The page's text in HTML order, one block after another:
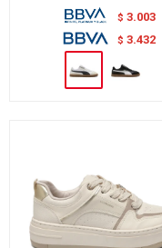
$ 3.003
$ 3.432